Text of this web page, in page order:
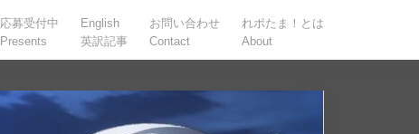
応募受付中
Presents
English
英訳記事
お問い合わせ
Contact
れポたま！とは
About